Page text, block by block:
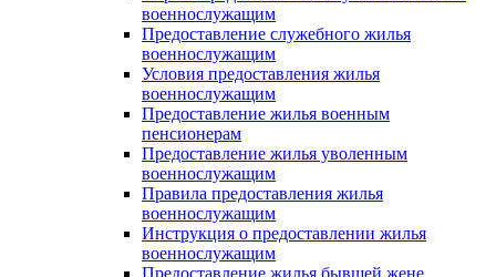
военнослужащим
Предоставление служебного жилья
военнослужащим
Условия предоставления жилья
военнослужащим
Предоставление жилья военным
пенсионерам
Предоставление жилья уволенным
военнослужащим
Правила предоставления жилья
военнослужащим
Инструкция о предоставлении жилья
военнослужащим
Предоставление жилья бывшей жене